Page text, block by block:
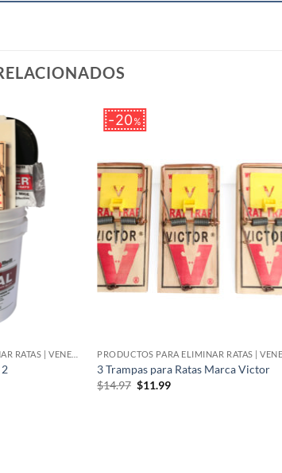
lista de
deseos
20%
lista de
3 Trampas para Ratas Marca Victor
$14.97 El
$11.99El